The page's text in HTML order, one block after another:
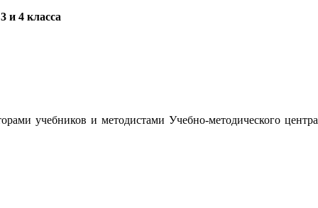
и 4 класса
учебников и методистами Учебно-методического центра